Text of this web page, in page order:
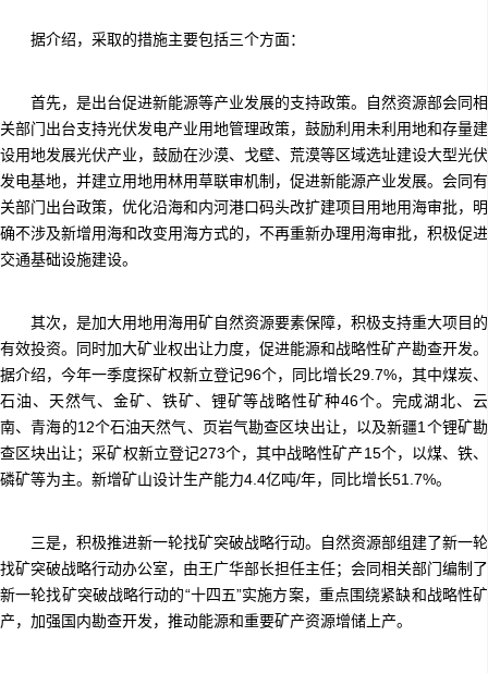
据介绍，采取的措施主要包括三个方面：
首先，是出台促进新能源等产业发展的支持政策。自然资源部会同相
关部门出台支持光伏发电产业用地管理政策，鼓励利用未利用地和存量建
设用地发展光伏产业，鼓励在沙漠、戈壁、荒漠等区域选址建设大型光伏
发电基地，并建立用地用林用草联审机制，促进新能源产业发展。会同有
关部门出台政策，优化沿海和内河港口码头改扩建项目用地用海审批，明
确不涉及新增用海和改变用海方式的，不再重新办理用海审批，积极促进
交通基础设施建设。
其次，是加大用地用海用矿自然资源要素保障，积极支持重大项目的
有效投资。同时加大矿业权出让力度，促进能源和战略性矿产勘查开发。
据介绍，今年一季度探矿权新立登记96个，同比增长29.7%，其中煤炭、
石油、天然气、金矿、铁矿、锂矿等战略性矿种46个。完成湖北、云
南、青海的12个石油天然气、页岩气勘查区块出让，以及新疆1个锂矿勘
查区块出让；采矿权新立登记273个，其中战略性矿产15个，以煤、铁、
磷矿等为主。新增矿山设计生产能力4.4亿吨/年，同比增长51.7%。
三是，积极推进新一轮找矿突破战略行动。自然资源部组建了新一轮
找矿突破战略行动办公室，由王广华部长担任主任；会同相关部门编制了
新一轮找矿突破战略行动的“十四五”实施方案，重点围绕紧缺和战略性矿
产，加强国内勘查开发，推动能源和重要矿产资源增储上产。